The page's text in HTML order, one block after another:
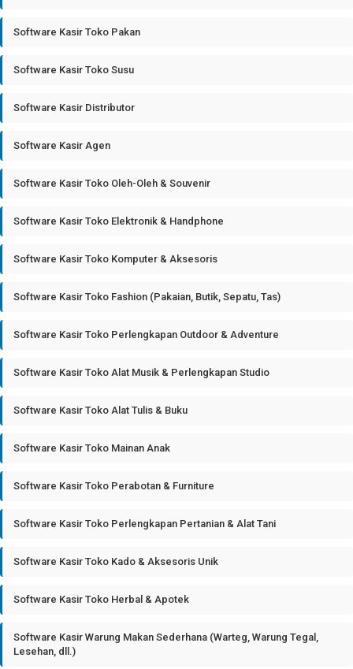
Software Kasir Toko Pakan
Software Kasir Toko Susu
Software Kasir Distributor
Software Kasir Agen
Software Kasir Toko Oleh-Oleh & Souvenir
Software Kasir Toko Elektronik & Handphone
Software Kasir Toko Komputer & Aksesoris
Software Kasir Toko Fashion (Pakaian, Butik, Sepatu, Tas)
Software Kasir Toko Perlengkapan Outdoor & Adventure
Software Kasir Toko Alat Musik & Perlengkapan Studio
Software Kasir Toko Alat Tulis & Buku
Software Kasir Toko Mainan Anak
Software Kasir Toko Perabotan & Furniture
Software Kasir Toko Perlengkapan Pertanian & Alat Tani
Software Kasir Toko Kado & Aksesoris Unik
Software Kasir Toko Herbal & Apotek
Software Kasir Warung Makan Sederhana (Warteg, Warung Tegal,
Lesehan, dll.)